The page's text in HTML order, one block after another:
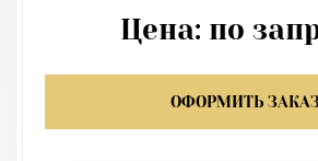
Цена: по
ОФОРМИТЬ